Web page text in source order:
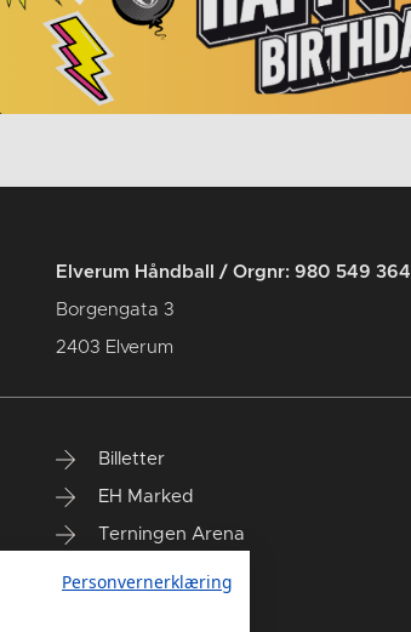
Elverum Håndball / Orgnr: 980 549 364
Borgengata 3
2403 Elverum
Billetter
EH Marked
Terningen Arena
Finn vårt kontor
Personvernerklæring